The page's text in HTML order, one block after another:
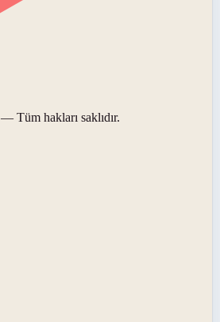
— Tüm hakları saklıdır.